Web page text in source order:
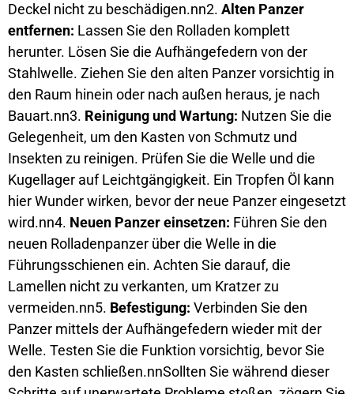
Deckel nicht zu beschädigen.nn2. Alten Panzer
entfernen: Lassen Sie den Rolladen komplett
herunter. Lösen Sie die Aufhängefedern von der
Stahlwelle. Ziehen Sie den alten Panzer vorsichtig in
den Raum hinein oder nach außen heraus, je nach
Bauart.nn3. Reinigung und Wartung: Nutzen Sie die
Gelegenheit, um den Kasten von Schmutz und
Insekten zu reinigen. Prüfen Sie die Welle und die
Kugellager auf Leichtgängigkeit. Ein Tropfen Öl kann
hier Wunder wirken, bevor der neue Panzer eingesetzt
wird.nn4. Neuen Panzer einsetzen: Führen Sie den
neuen Rolladenpanzer über die Welle in die
Führungsschienen ein. Achten Sie darauf, die
Lamellen nicht zu verkanten, um Kratzer zu
vermeiden.nn5. Befestigung: Verbinden Sie den
Panzer mittels der Aufhängefedern wieder mit der
Welle. Testen Sie die Funktion vorsichtig, bevor Sie
den Kasten schließen.nnSollten Sie während dieser